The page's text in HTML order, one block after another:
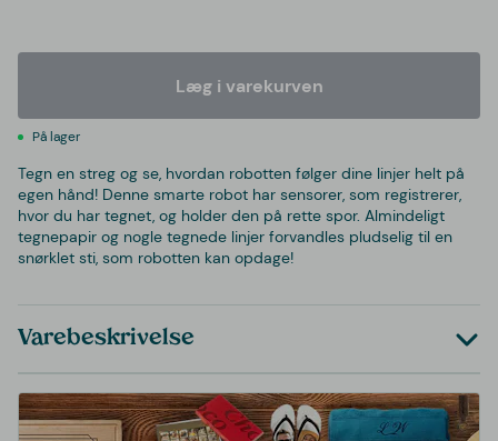
Læg i varekurven
På lager
Tegn en streg og se, hvordan robotten følger dine linjer helt på
egen hånd! Denne smarte robot har sensorer, som registrerer,
hvor du har tegnet, og holder den på rette spor. Almindeligt
tegnepapir og nogle tegnede linjer forvandles pludselig til en
snørklet sti, som robotten kan opdage!
Varebeskrivelse